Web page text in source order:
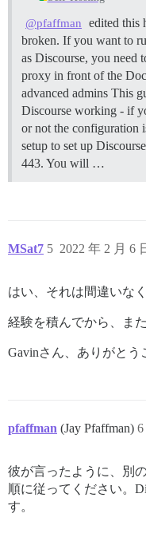
@pfaffman
edited this
broken. If you want to
as Discourse, you
proxy in front of the
advanced admins This
Discourse working - if
or not the configuration
setup to set up
443. You will …
MSat7 2022 年 2 月 6
5
はい、それは間違いな
経験を積んでから、ま
Gavinさん、ありがとう
pfaffman (Jay Pfaffman) 6
彼が言ったように、別
順に従ってください。
す。